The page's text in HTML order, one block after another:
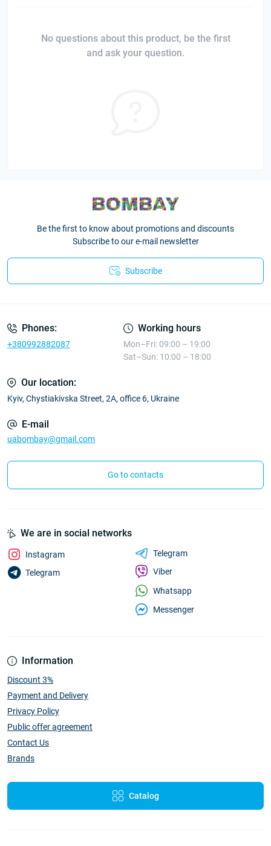
No questions about this product, be the first
and ask your question.
Be the first to know about promotions and discounts
Subscribe to our e-mail newsletter
Subscribe
Phones:
+380992882087
Working hours
Mon–Fri: 09:00 – 19:00
Sat–Sun: 10:00 – 18:00
Our location:
Kyiv, Chystiakivska Street, 2A, office 6, Ukraine
E-mail
uabombay@gmail.com
Go to contacts
Information
Discount 3%
Payment and Delivery
Privacy Policy
Public offer agreement
Contact Us
Brands
Catalog
We are in social networks
Instagram
Telegram
Telegram
Viber
Whatsapp
Messenger